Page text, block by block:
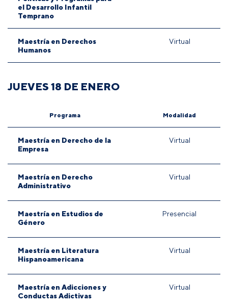
el Desarrollo Infantil
Temprano
Maestría en Derechos
Humanos
Virtual
JUEVES 18 DE ENERO
Programa Modalidad
Maestría en Derecho de la
Empresa
Virtual
Maestría en Derecho
Administrativo
Virtual
Maestría en Estudios de
Género
Presencial
Maestría en Literatura
Hispanoamericana
Virtual
Maestría en Adicciones y
Conductas Adictivas
Virtual